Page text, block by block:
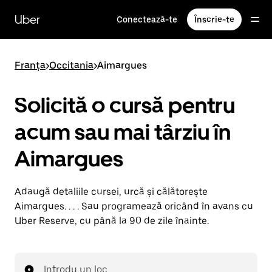
direct
conținutul
principal
Uber Conectează-te Înscrie-te
Franța>Occitania>Aimargues
Solicită o cursă pentru
acum sau mai târziu în
Aimargues
Adaugă detaliile cursei, urcă și călătorește
Aimargues. . . . Sau programează oricând în avans cu
Uber Reserve, cu până la 90 de zile înainte.
Introdu un loc